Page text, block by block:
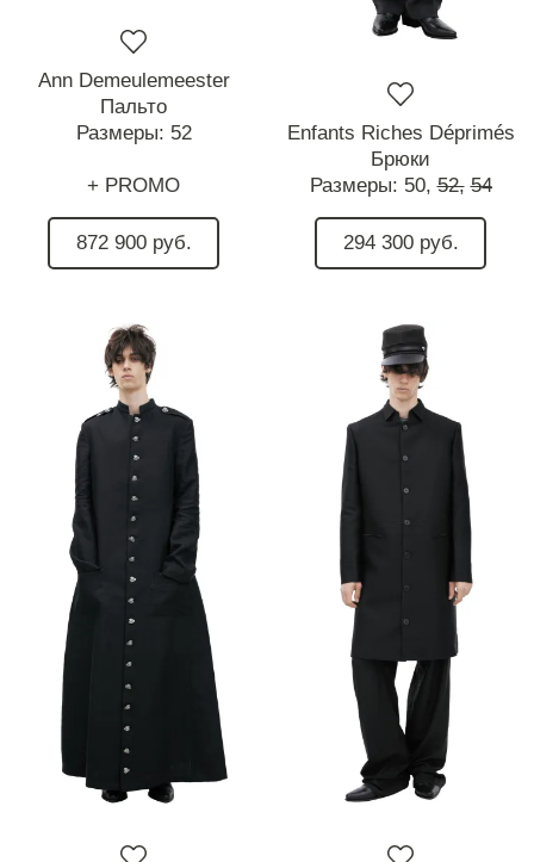
Ann Demeulemeester
Пальто
Размеры: 52
+ PROMO
872 900 руб.
Enfants Riches Déprimés
Брюки
Размеры: 50, 52, 54
294 300 руб.